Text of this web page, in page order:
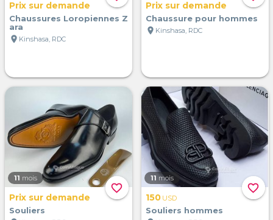
Prix sur demande
Chaussures Loropiennes Z
ara
location_on Kinshasa, RDC
Prix sur demande
Chaussure pour hommes
location_on Kinshasa, RDC
favorite_border
11 mois
Prix sur demande
Souliers
favorite_border
11 mois
150 USD
Souliers hommes